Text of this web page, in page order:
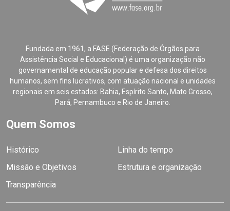
Fundada em 1961, a FASE (Federação de Órgãos para
Assistência Social e Educacional) é uma organização não
governamental de educação popular e defesa dos direitos
humanos, sem fins lucrativos, com atuação nacional e unidades
regionais em seis estados: Bahia, Espírito Santo, Mato Grosso,
Pará, Pernambuco e Rio de Janeiro.
Quem Somos
Histórico
Linha do tempo
Missão e Objetivos
Estrutura e organização
Transparência